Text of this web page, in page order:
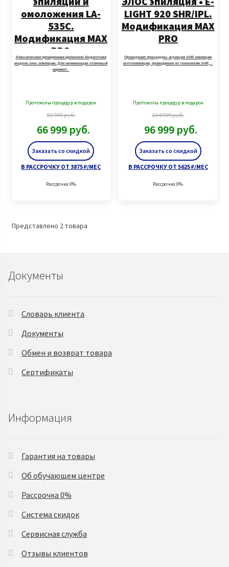
Заказать со скидкой
омоложения LA-
535C.
Модификация MAX
PRO
Классическая проверенная временем бюджетная
модель элос эпиляции. Для начинающих отличный
вариант.
Протоколы процедур в подарок
92 999руб.
66 999 руб.
В РАССРОЧКУ ОТ 3875 ₽/МЕС
Рассрочка 0%
Заказать со скидкой
LIGHT 920 SHR/IPL.
Модификация MAX
PRO
Проведение процедуры Функция SHR эпиляции
Фотоэпиляция, проводимая по технологии SHR,…
Протоколы процедур в подарок
134 999руб.
96 999 руб.
В РАССРОЧКУ ОТ 5625 ₽/МЕС
Рассрочка 0%
Представлено 2 товара
Документы
Словарь клиента
Документы
Обмен и возврат товара
Сертификаты
Информация
Гарантия на товары
Об обучающем центре
Рассрочка 0%
Система скидок
Сервисная служба
Отзывы клиентов